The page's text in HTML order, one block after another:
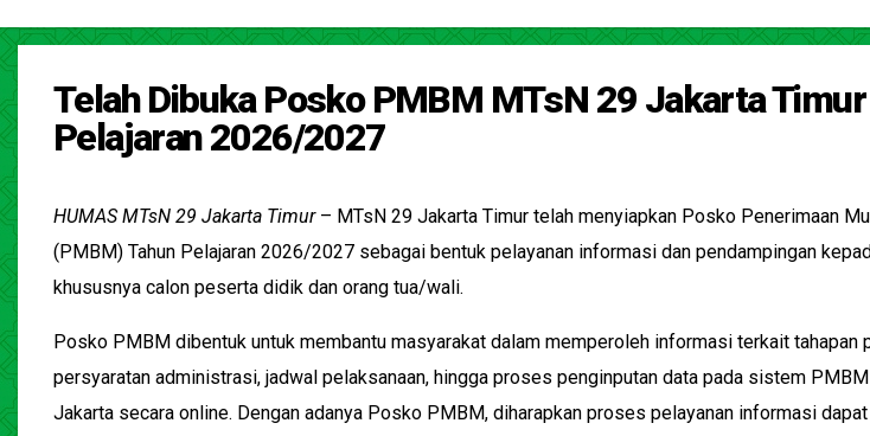
Telah Dibuka Posko PMBM MTsN 29 Jakarta Timur
Pelajaran 2026/2027
HUMAS MTsN 29 Jakarta Timur– MTsN 29 Jakarta Timur telah menyiapkan Posko Penerimaan
(PMBM) Tahun Pelajaran 2026/2027 sebagai bentuk pelayanan informasi dan pendampingan
khususnya calon peserta didik dan orang tua/wali.
Posko PMBM dibentuk untuk membantu masyarakat dalam memperoleh informasi terkait tahapan
persyaratan administrasi, jadwal pelaksanaan, hingga proses penginputan data pada sistem
Jakarta secara online. Dengan adanya Posko PMBM, diharapkan proses pelayanan informasi